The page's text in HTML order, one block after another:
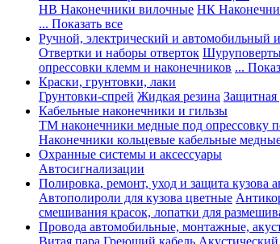
НВ Наконечники вилочные НК
... Показать все
Ручной, электрический и автомобильный
Отвертки и наборы отверток
опрессовки клемм и наконечников ...
Краски, грунтовки, лаки
Грунтовки-спрей Жидкая резина Защитная
Кабельные наконечники и гильзы
ТМ наконечники медные под опрессовку
Наконечники кольцевые кабельные
Охранные системы и аксессуары
Автосигнализации
Полировка, ремонт, уход и защита кузова
Автополироли для кузова цветные
смешивания красок, лопатки для
Провода автомобильные, монтажные,
Витая пара Греющий кабель Акустический